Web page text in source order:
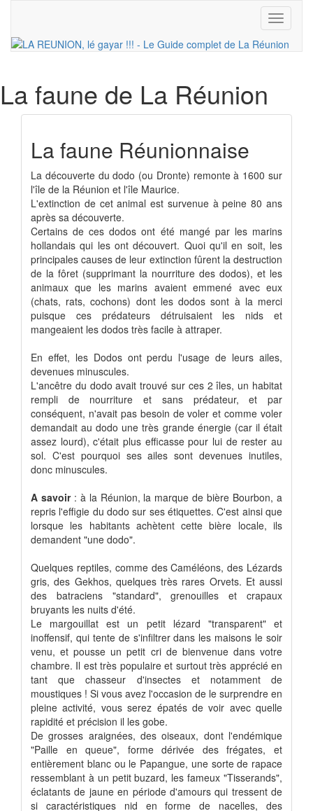
Toggle
La faune de La Réunion
La faune Réunionnaise
La découverte du dodo (ou Dronte) remonte à 1600 sur
l'île de la Réunion et l'île Maurice.
L'extinction de cet animal est survenue à peine 80 ans
après sa découverte.
Certains de ces dodos ont été mangé par les marins
hollandais qui les ont découvert. Quoi qu'il en soit, les
principales causes de leur extinction fûrent la destruction
de la fôret (supprimant la nourriture des dodos), et les
animaux que les marins avaient emmené avec eux
(chats, rats, cochons) dont les dodos sont à la merci
puisque ces prédateurs détruisaient les nids et
mangeaient les dodos très facile à attraper.
En effet, les Dodos ont perdu l'usage de leurs ailes,
devenues minuscules.
L'ancêtre du dodo avait trouvé sur ces 2 îles, un habitat
rempli de nourriture et sans prédateur, et par
conséquent, n'avait pas besoin de voler et comme voler
demandait au dodo une très grande énergie (car il était
assez lourd), c'était plus efficasse pour lui de rester au
sol. C'est pourquoi ses ailes sont devenues inutiles,
donc minuscules.
A savoir: à la Réunion, la marque de bière Bourbon, a
repris l'effigie du dodo sur ses étiquettes. C'est ainsi que
lorsque les habitants achètent cette bière locale, ils
demandent "une dodo".
Quelques reptiles, comme des Caméléons, des Lézards
gris, des Gekhos, quelques très rares Orvets. Et aussi
des batraciens "standard", grenouilles et crapaux
bruyants les nuits d'été.
Le margouillat est un petit lézard "transparent" et
inoffensif, qui tente de s'infiltrer dans les maisons le soir
venu, et pousse un petit cri de bienvenue dans votre
chambre. Il est très populaire et surtout très apprécié en
tant que chasseur d'insectes et notamment de
moustiques ! Si vous avez l'occasion de le surprendre en
pleine activité, vous serez épatés de voir avec quelle
rapidité et précision il les gobe.
De grosses araignées, des oiseaux, dont l'endémique
"Paille en queue", forme dérivée des frégates, et
entièrement blanc ou le Papangue, une sorte de rapace
ressemblant à un petit buzard, les fameux "Tisserands",
éclatants de jaune en période d'amours qui tressent de
si caractéristiques nid en forme de nacelles, des